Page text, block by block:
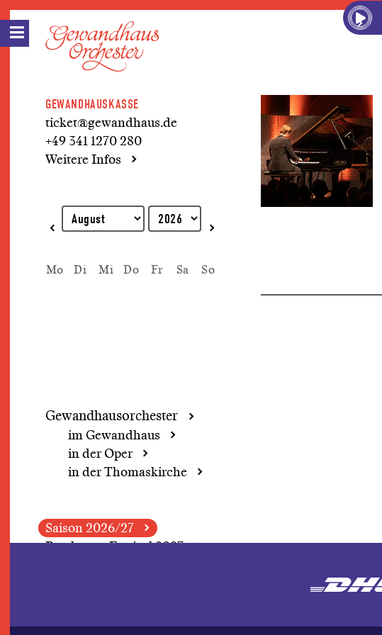
GEWANDHAUSKASSE
ticket@gewandhaus.de
+49 341 1270 280
Weitere Infos
Erklärung zur Tastaturbedienung
Mo Di Mi Do Fr Sa So
Gewandhaus­orchester
im Gewandhaus
in der Oper
in der Thomaskirche
Saison 2026/27
Beethoven Festival 2027